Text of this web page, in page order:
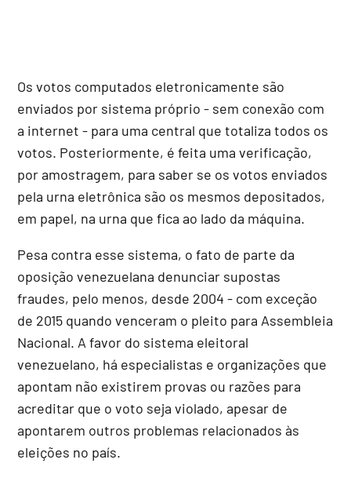
Os votos computados eletronicamente são
enviados por sistema próprio - sem conexão com
a internet - para uma central que totaliza todos os
votos. Posteriormente, é feita uma verificação,
por amostragem, para saber se os votos enviados
pela urna eletrônica são os mesmos depositados,
em papel, na urna que fica ao lado da máquina.
Pesa contra esse sistema, o fato de parte da
oposição venezuelana denunciar supostas
fraudes, pelo menos, desde 2004 - com exceção
de 2015 quando venceram o pleito para Assembleia
Nacional. A favor do sistema eleitoral
venezuelano, há especialistas e organizações que
apontam não existirem provas ou razões para
acreditar que o voto seja violado, apesar de
apontarem outros problemas relacionados às
eleições no país.